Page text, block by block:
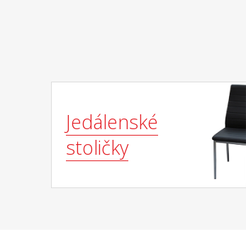
Jedálenské
stoličky